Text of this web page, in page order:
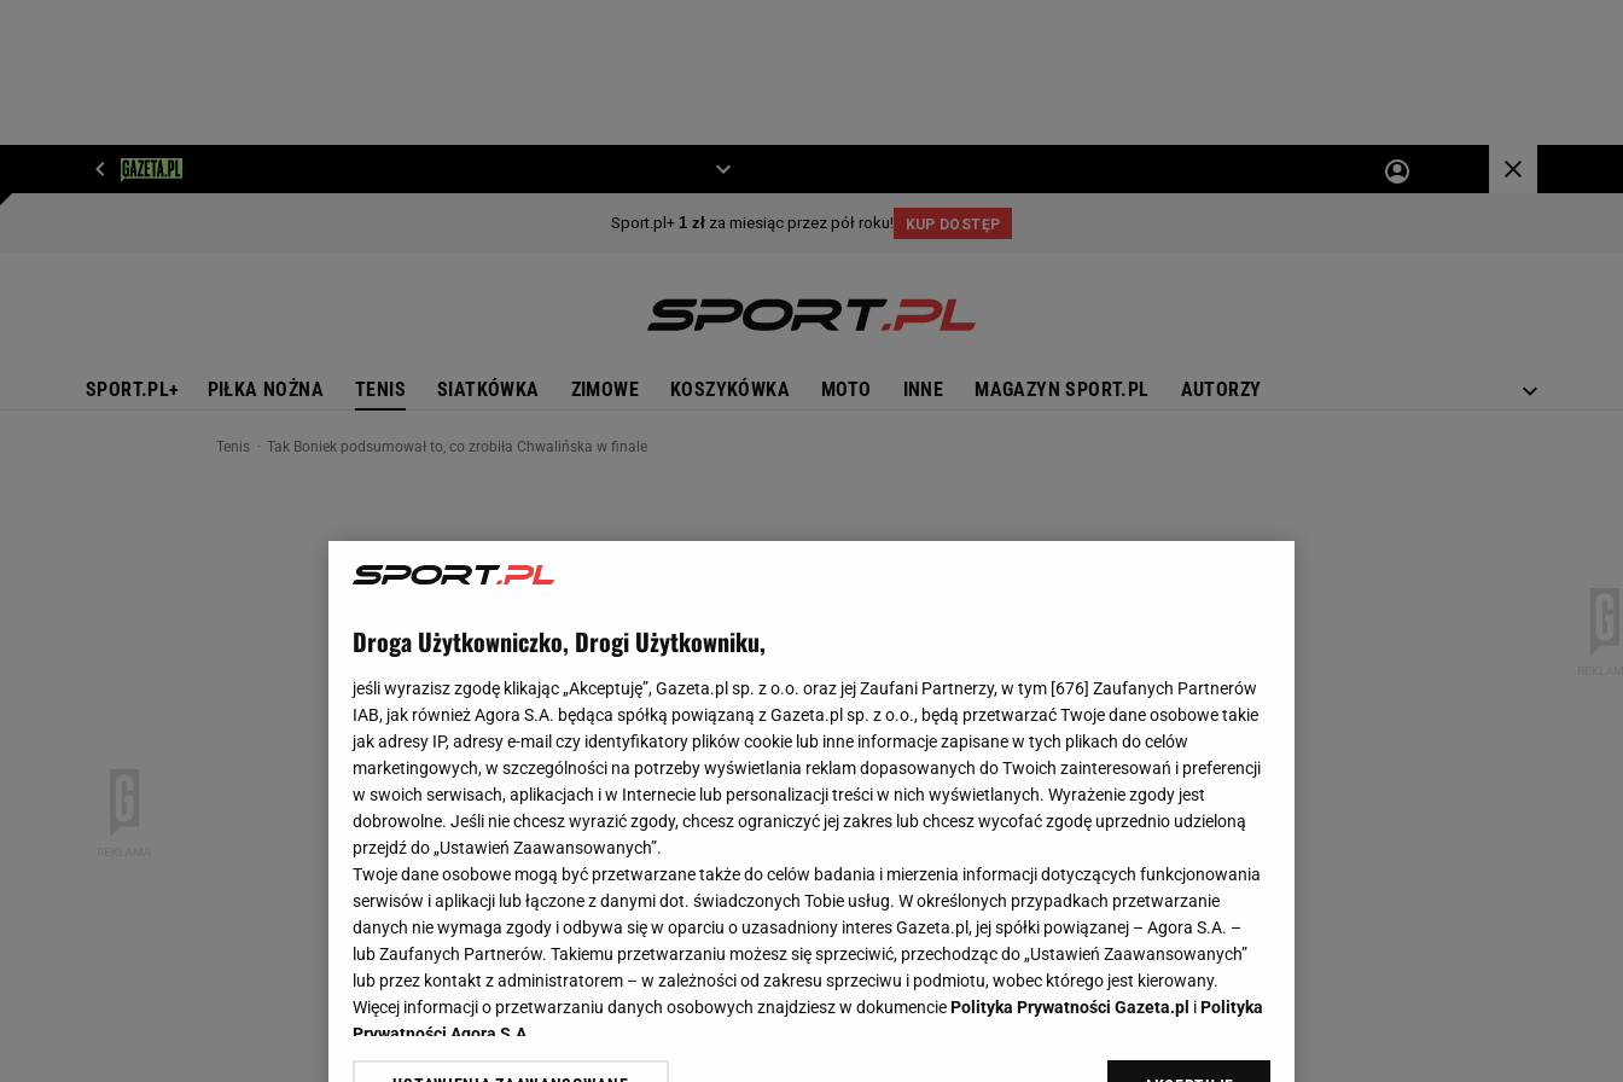
SPORT.PL+ PIŁKA NOŻNA TENIS SIATKÓWKA ZIMOWE KOSZYKÓWKA MOTO INNE MAGAZYN SPORT.PL AUTORZY
Tenis Tak Boniek podsumował to, co zrobiła Chwalińska w finale
Droga Użytkowniczko, Drogi Użytkowniku,
jeśli wyrazisz zgodę klikając „Akceptuję”, Gazeta.pl sp. z o.o. oraz jej Zaufani Partnerzy, w tym [676] Zaufanych Partnerów
IAB, jak również Agora S.A. będąca spółką powiązaną z Gazeta.pl sp. z o.o., będą przetwarzać Twoje dane osobowe takie
jak adresy IP, adresy e-mail czy identyfikatory plików cookie lub inne informacje zapisane w tych plikach do celów
marketingowych, w szczególności na potrzeby wyświetlania reklam dopasowanych do Twoich zainteresowań i preferencji
w swoich serwisach, aplikacjach i w Internecie lub personalizacji treści w nich wyświetlanych. Wyrażenie zgody jest
dobrowolne. Jeśli nie chcesz wyrazić zgody, chcesz ograniczyć jej zakres lub chcesz wycofać zgodę uprzednio udzieloną
przejdź do „Ustawień Zaawansowanych”.
Twoje dane osobowe mogą być przetwarzane także do celów badania i mierzenia informacji dotyczących funkcjonowania
serwisów i aplikacji lub łączone z danymi dot. świadczonych Tobie usług. W określonych przypadkach przetwarzanie
danych nie wymaga zgody i odbywa się w oparciu o uzasadniony interes Gazeta.pl, jej spółki powiązanej – Agora S.A. –
lub Zaufanych Partnerów. Takiemu przetwarzaniu możesz się sprzeciwić, przechodząc do „Ustawień Zaawansowanych”
lub przez kontakt z administratorem – w zależności od zakresu sprzeciwu i podmiotu, wobec którego jest kierowany.
Więcej informacji o przetwarzaniu danych osobowych znajdziesz w dokumenciePolityka Prywatności Gazeta.pl iPolityka
Prywatności Agora S.A.